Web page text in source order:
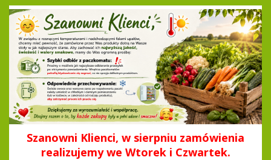
Szanowni Klienci, w sierpniu zamówienia
realizujemy we Wtorek i Czwartek.